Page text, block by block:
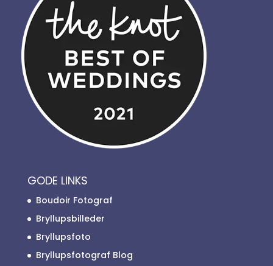
GODE LINKS
Boudoir Fotograf
Bryllupsbilleder
Bryllupsfoto
Bryllupsfotograf Blog